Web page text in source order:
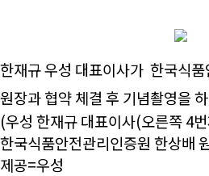
한재규 우성 대표이사가 한국식
원장과 협약 체결 후 기념촬영을
(우성 한재규 대표이사(오른쪽 4
한국식품안전관리인증원 한상배
제공=우성